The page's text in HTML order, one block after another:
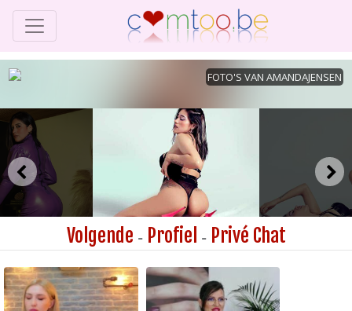
Volgende - Profiel - Privé Chat